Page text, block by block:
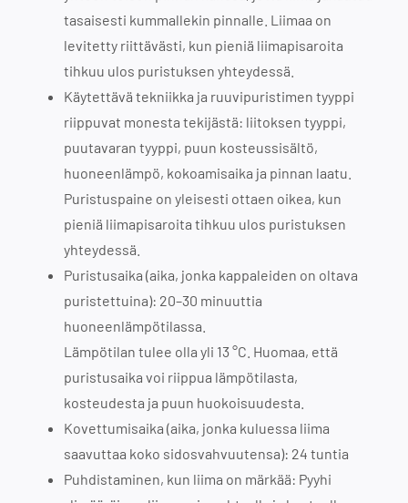
tasaisesti kummallekin pinnalle. Liimaa on
levitetty riittävästi, kun pieniä liimapisaroita
tihkuu ulos puristuksen yhteydessä.
Käytettävä tekniikka ja ruuvipuristimen tyyppi
riippuvat monesta tekijästä: liitoksen tyyppi,
puutavaran tyyppi, puun kosteussisältö,
huoneenlämpö, kokoamisaika ja pinnan laatu.
Puristuspaine on yleisesti ottaen oikea, kun
pieniä liimapisaroita tihkuu ulos puristuksen
yhteydessä.
Puristusaika (aika, jonka kappaleiden on oltava
puristettuina): 20–30 minuuttia
huoneenlämpötilassa.
Lämpötilan tulee olla yli 13 °C. Huomaa, että
puristusaika voi riippua lämpötilasta,
kosteudesta ja puun huokoisuudesta.
Kovettumisaika (aika, jonka kuluessa liima
saavuttaa koko sidosvahvuutensa): 24 tuntia
Puhdistaminen, kun liima on märkää: Pyyhi